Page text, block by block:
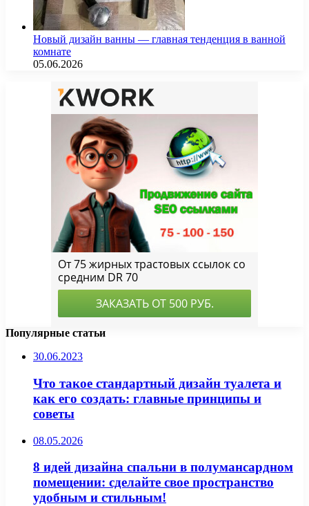
Новый дизайн ванны — главная тенденция в ванной
комнате
05.06.2026
Популярные статьи
30.06.2023
Что такое стандартный дизайн туалета и
как его создать: главные принципы и
советы
08.05.2026
8 идей дизайна спальни в полумансардном
помещении: сделайте свое пространство
удобным и стильным!